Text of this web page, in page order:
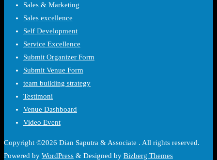
Sales & Marketing
Sales excellence
Self Development
Service Excellence
Submit Organizer Form
Submit Venue Form
team building strategy
Testimoni
Venue Dashboard
Video Event
Copyright ©2026 Dian Saputra & Associate . All rights reserved.
Powered by WordPress & Designed by Bizberg Themes